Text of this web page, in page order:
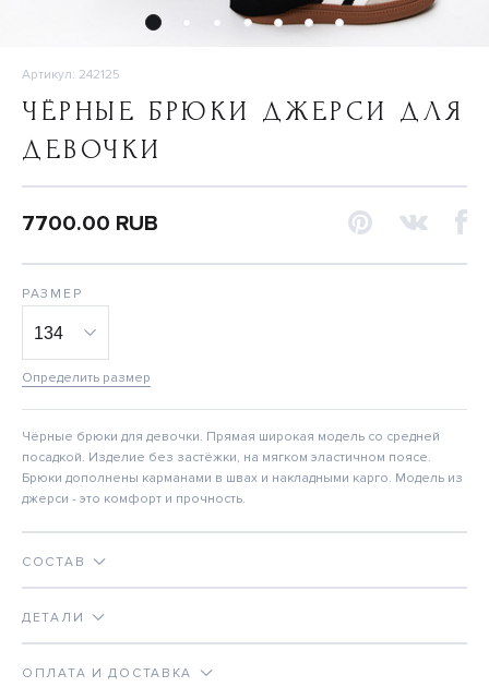
Артикул: 242125
ЧЁРНЫЕ БРЮКИ ДЖЕРСИ ДЛЯ
ДЕВОЧКИ
7700.00 RUB
РАЗМЕР
Определить размер
Чёрные брюки для девочки. Прямая широкая модель со средней
посадкой. Изделие без застёжки, на мягком эластичном поясе.
Брюки дополнены карманами в швах и накладными карго. Модель из
джерси - это комфорт и прочность.
СОСТАВ
ДЕТАЛИ
ОПЛАТА И ДОСТАВКА